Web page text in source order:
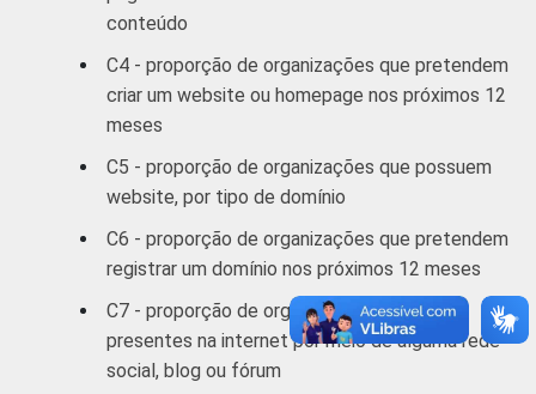
computador. Dados coletados entre outubro
de 2012 e março de 2013.
Fonte: NIC.br - out/2012 a mar/2013
conteúdo
C4 - proporção de organizações que pretendem
criar um website ou homepage nos próximos 12
meses
C5 - proporção de organizações que possuem
website, por tipo de domínio
C6 - proporção de organizações que pretendem
registrar um domínio nos próximos 12 meses
C7 - proporção de organizações que estão
presentes na internet por meio de alguma rede
social, blog ou fórum